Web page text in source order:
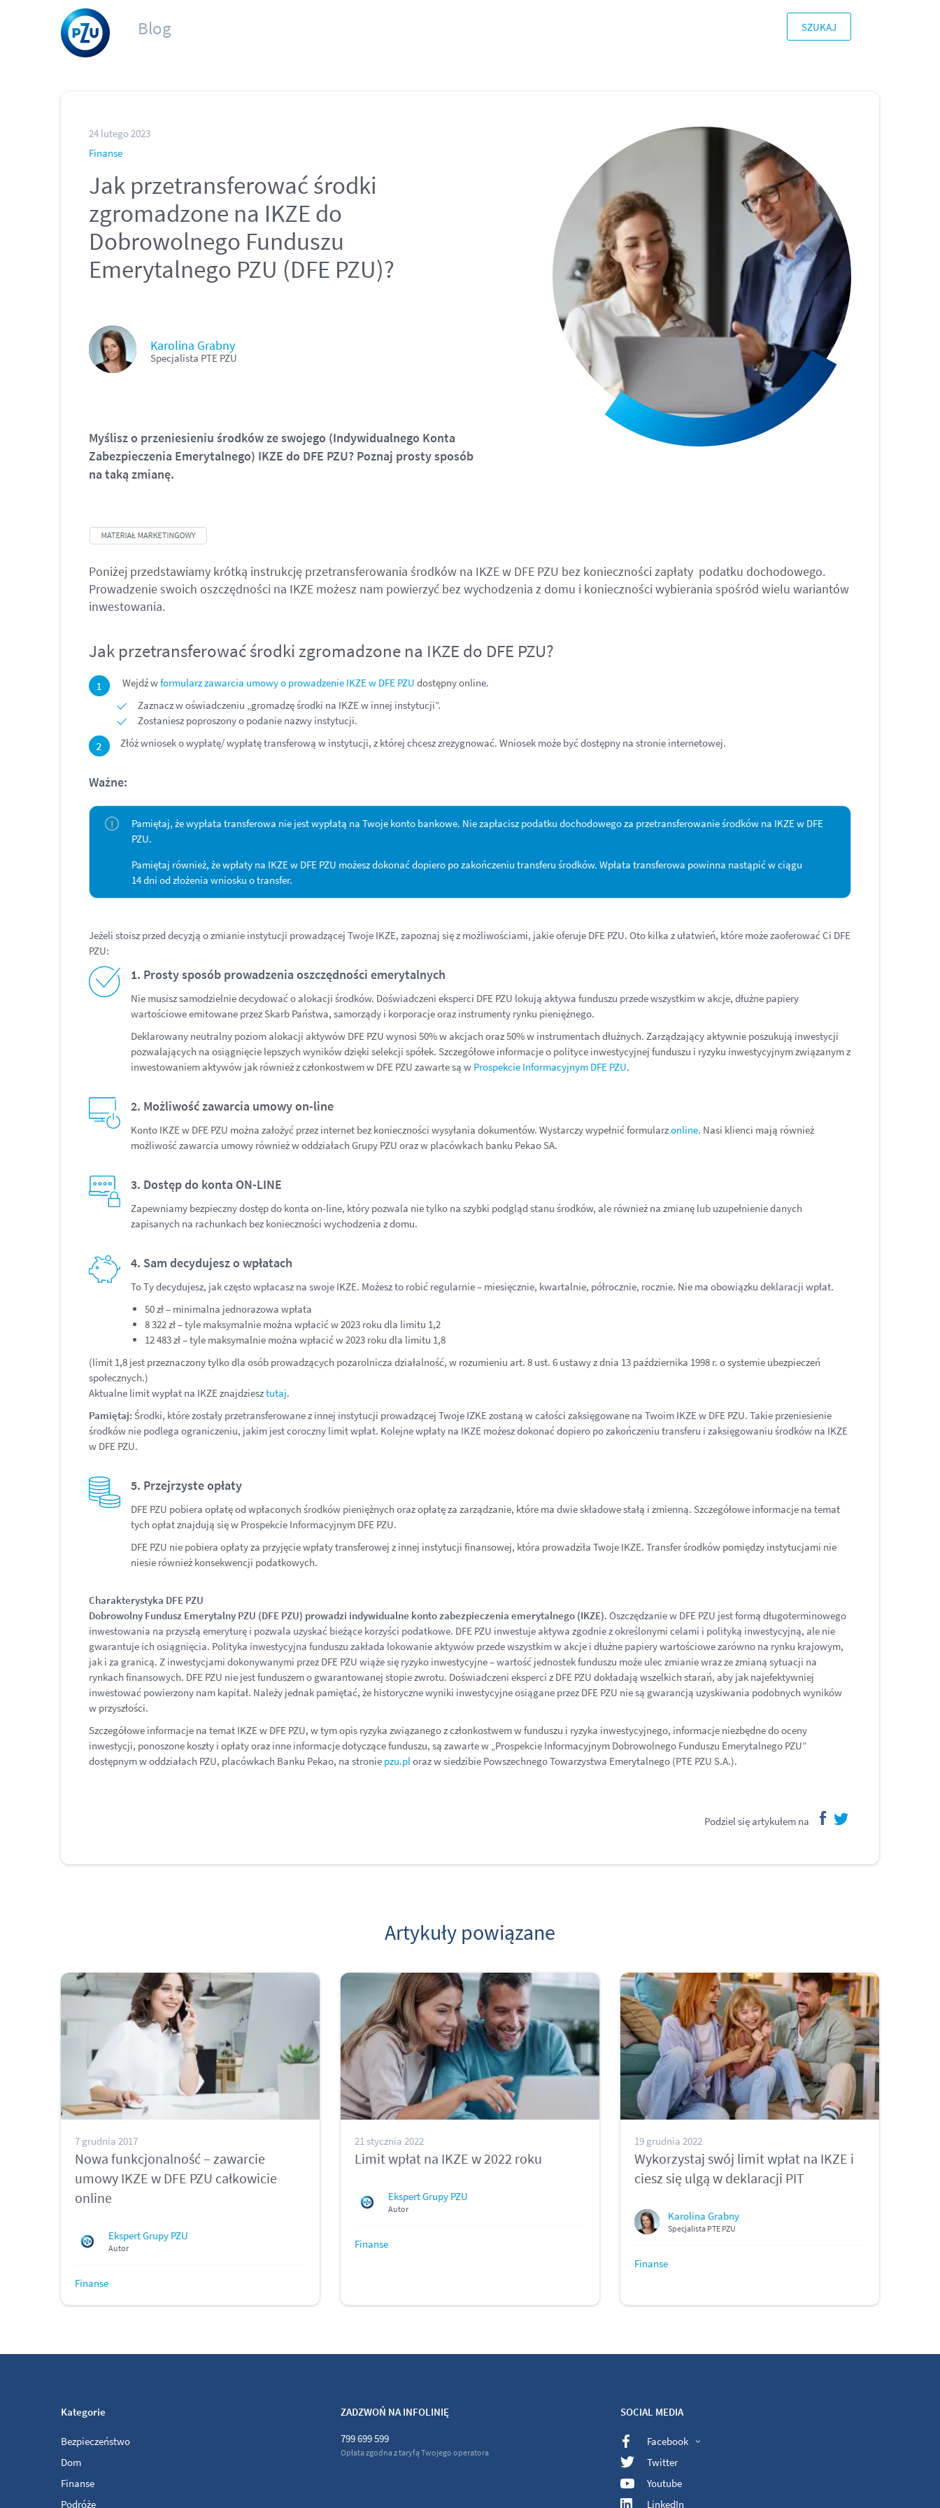
Blog SZUKAJ
24 lutego 2023
Finanse
Jak przetransferować środki
zgromadzone na IKZE do
Dobrowolnego Funduszu
Emerytalnego PZU (DFE PZU)?
Karolina Grabny
Specjalista PTE PZU
Myślisz o przeniesieniu środków ze swojego (Indywidualnego Konta
Zabezpieczenia Emerytalnego) IKZE do DFE PZU? Poznaj prosty sposób
na taką zmianę.
Poniżej przedstawiamy krótką instrukcję przetransferowania środków na IKZE w DFE PZU bez konieczności zapłaty podatku dochodowego.
Prowadzenie swoich oszczędności na IKZE możesz nam powierzyć bez wychodzenia z domu i konieczności wybierania spośród wielu wariantów
inwestowania.
Jak przetransferować środki zgromadzone na IKZE do DFE PZU?
Wejdź wformularz zawarcia umowy o prowadzenie IKZE w DFE PZU dostępny online.
Zaznacz w oświadczeniu „gromadzę środki na IKZE w innej instytucji”.
Zostaniesz poproszony o podanie nazwy instytucji.
Złóż wniosek o wypłatę/ wypłatę transferową w instytucji, z której chcesz zrezygnować. Wniosek może być dostępny na stronie internetowej.
Ważne:
Pamiętaj, że wypłata transferowa nie jest wypłatą na Twoje konto bankowe. Nie zapłacisz podatku dochodowego za przetransferowanie środków na IKZE w DFE
PZU.
Pamiętaj również, że wpłaty na IKZE w DFE PZU możesz dokonać dopiero po zakończeniu transferu środków. Wpłata transferowa powinna nastąpić wciągu
14dni od złożenia wniosku otransfer.
Jeżeli stoisz przed decyzją o zmianie instytucji prowadzącej Twoje IKZE, zapoznaj się z możliwościami, jakie oferuje DFE PZU. Oto kilka z ułatwień, które może zaoferować Ci DFE
PZU:
1. Prosty sposób prowadzenia oszczędności emerytalnych
Nie musisz samodzielnie decydować o alokacji środków. Doświadczeni eksperci DFE PZU lokują aktywa funduszu przede wszystkim w akcje, dłużne papiery
wartościowe emitowane przez Skarb Państwa, samorządy i korporacje oraz instrumenty rynku pieniężnego.
Deklarowany neutralny poziom alokacji aktywów DFE PZU wynosi 50% w akcjach oraz 50% w instrumentach dłużnych. Zarządzający aktywnie poszukują inwestycji
pozwalających na osiągnięcie lepszych wyników dzięki selekcji spółek. Szczegółowe informacje o polityce inwestycyjnej funduszu i ryzyku inwestycyjnym związanym z
inwestowaniem aktywów jak również z członkostwem w DFE PZU zawarte są w Prospekcie Informacyjnym DFE PZU.
2. Możliwość zawarcia umowy on-line
Konto IKZE w DFE PZU można założyć przez internet bez konieczności wysyłania dokumentów. Wystarczy wypełnić formularzonline. Nasi klienci mają również
możliwość zawarcia umowy również w oddziałach Grupy PZU oraz w placówkach banku Pekao SA.
3. Dostęp do konta ON-LINE
Zapewniamy bezpieczny dostęp do konta on-line, który pozwala nie tylko na szybki podgląd stanu środków, ale również na zmianę lub uzupełnienie danych
zapisanych na rachunkach bez konieczności wychodzenia z domu.
4. Sam decydujesz o wpłatach
To Ty decydujesz, jak często wpłacasz na swoje IKZE. Możesz to robić regularnie – miesięcznie, kwartalnie, półrocznie, rocznie. Nie ma obowiązku deklaracji wpłat.
50 zł – minimalna jednorazowa wpłata
8 322 zł – tyle maksymalnie można wpłacić w 2023 roku dla limitu 1,2
12 483 zł – tyle maksymalnie można wpłacić w 2023 roku dla limitu 1,8
(limit 1,8 jest przeznaczony tylko dla osób prowadzących pozarolnicza działalność, w rozumieniu art. 8 ust. 6 ustawy z dnia 13 października 1998 r. o systemie ubezpieczeń
społecznych.)
Aktualne limit wypłat na IKZE znajdziesztutaj.
Pamiętaj: Środki, które zostały przetransferowane z innej instytucji prowadzącej Twoje IZKE zostaną w całości zaksięgowane na Twoim IKZE w DFE PZU. Takie przeniesienie
środków nie podlega ograniczeniu, jakim jest coroczny limit wpłat. Kolejne wpłaty na IKZE możesz dokonać dopiero po zakończeniu transferu i zaksięgowaniu środków na IKZE
w DFE PZU.
5. Przejrzyste opłaty
DFE PZU pobiera opłatę od wpłaconych środków pieniężnych oraz opłatę za zarządzanie, które ma dwie składowe stałą i zmienną. Szczegółowe informacje na temat
tych opłat znajdują się w Prospekcie Informacyjnym DFE PZU.
DFE PZU nie pobiera opłaty za przyjęcie wpłaty transferowej z innej instytucji finansowej, która prowadziła Twoje IKZE. Transfer środków pomiędzy instytucjami nie
niesie również konsekwencji podatkowych.
Charakterystyka DFE PZU
Dobrowolny Fundusz Emerytalny PZU (DFE PZU) prowadzi indywidualne konto zabezpieczenia emerytalnego (IKZE). Oszczędzanie w DFE PZU jest formą długoterminowego
inwestowania na przyszłą emeryturę i pozwala uzyskać bieżące korzyści podatkowe. DFE PZU inwestuje aktywa zgodnie z określonymi celami i polityką inwestycyjną, ale nie
gwarantuje ich osiągnięcia. Polityka inwestycyjna funduszu zakłada lokowanie aktywów przede wszystkim w akcje i dłużne papiery wartościowe zarówno na rynku krajowym,
jak i za granicą. Z inwestycjami dokonywanymi przez DFE PZU wiąże się ryzyko inwestycyjne – wartość jednostek funduszu może ulec zmianie wraz ze zmianą sytuacji na
rynkach finansowych. DFE PZU nie jest funduszem o gwarantowanej stopie zwrotu. Doświadczeni eksperci z DFE PZU dokładają wszelkich starań, aby jak najefektywniej
inwestować powierzony nam kapitał. Należy jednak pamiętać, że historyczne wyniki inwestycyjne osiągane przez DFE PZU nie są gwarancją uzyskiwania podobnych wyników
w przyszłości.
Szczegółowe informacje na temat IKZE w DFE PZU, w tym opis ryzyka związanego z członkostwem w funduszu i ryzyka inwestycyjnego, informacje niezbędne do oceny
inwestycji, ponoszone koszty i opłaty oraz inne informacje dotyczące funduszu, są zawarte w „Prospekcie Informacyjnym Dobrowolnego Funduszu Emerytalnego PZU”
dostępnym w oddziałach PZU, placówkach Banku Pekao, na stronie pzu.ploraz w siedzibie Powszechnego Towarzystwa Emerytalnego (PTE PZU S.A.).
Podziel się artykułem na
Artykuły powiązane
7 grudnia 2017
Nowa funkcjonalność – zawarcie
umowy IKZE w DFE PZU całkowicie
online
Ekspert Grupy PZU
Autor
Finanse
21 stycznia 2022
Limit wpłat na IKZE w 2022 roku
Ekspert Grupy PZU
Autor
Finanse
19 grudnia 2022
Wykorzystaj swój limit wpłat na IKZE i
ciesz się ulgą w deklaracji PIT
Karolina Grabny
Specjalista PTE PZU
Finanse
Kategorie
Bezpieczeństwo
Dom
Finanse
Podróże
ZADZWOŃ NA INFOLINIĘ
799 699 599
Opłata zgodna z taryfą Twojego operatora
SOCIAL MEDIA
Facebook
Twitter
Youtube
LinkedIn